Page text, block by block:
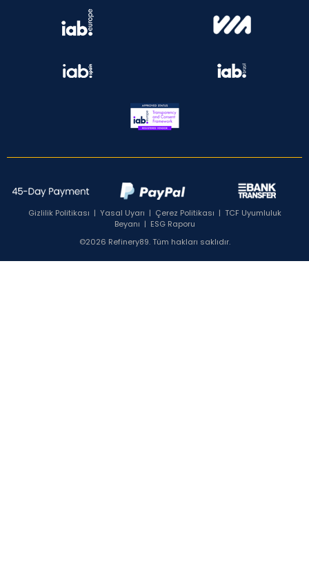
Gizlilik Politikası | Yasal Uyarı | Çerez Politikası | TCF Uyumluluk
Beyanı | ESG Raporu
©2026 Refinery89. Tüm hakları saklıdır.